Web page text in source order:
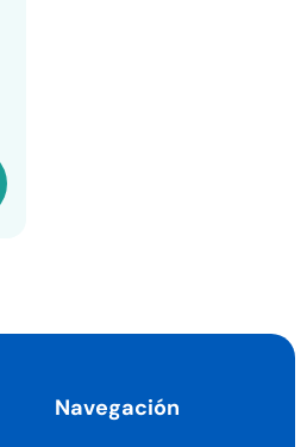
Navegación